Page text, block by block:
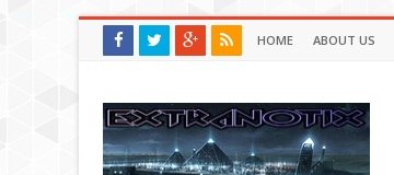
HOME ABOUT US